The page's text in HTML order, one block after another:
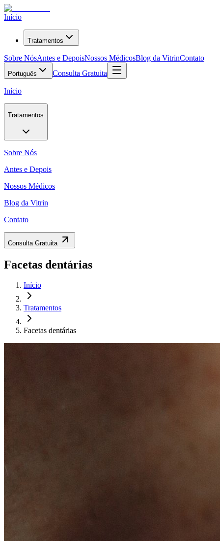
Início
Tratamentos
Sobre NósAntes e DepoisNossos MédicosBlog da VitrinContato
Português Consulta Gratuita
Início
Tratamentos
Sobre Nós
Antes e Depois
Nossos Médicos
Blog da Vitrin
Contato
Consulta Gratuita
Facetas dentárias
Início
Tratamentos
Facetas dentárias